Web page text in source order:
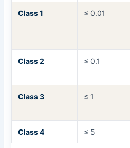
Class 1 ≤ 0.01
Class 2 ≤ 0.1
Class 3 ≤ 1
Class 4 ≤ 5